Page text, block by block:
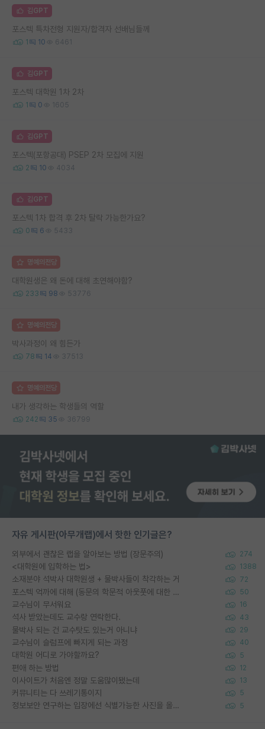
김GPT
포스텍 특차전형 지원자/합격자 선배님들께
1 10 6461
김GPT
포스텍 대학원 1차 2차
1 0 1605
김GPT
포스텍(포항공대) PSEP 2차 모집에 지원
2 10 4034
김GPT
포스텍 1차 합격 후 2차 탈락 가능한가요?
0 6 5433
명예의전당
대학원생은 왜 돈에 대해 초연해야함?
233 98 53776
명예의전당
박사과정이 왜 힘든가
78 14 37513
명예의전당
내가 생각하는 학생들의 역할
242 35 36799
자유 게시판(아무개랩)에서 핫한 인기글은?
외부에서 괜찮은 랩을 알아보는 방법 (장문주의) 274
<대학원에 입학하는 법> 1388
소재분야 석박사 대학원생 + 물박사들이 착각하는 거 72
포스텍 억까에 대해 (동문의 학문적 아웃풋에 대한 반박) 50
교수님이 무서워요 16
석사 받았는데도 교수랑 연락한다. 43
물박사 되는 건 교수탓도 있는거 아니냐 29
교수님이 슬럼프에 빠지게 되는 과정 40
대학원 어디로 가야할까요? 5
편애 하는 방법 12
이사이트가 처음엔 정말 도움많이됐는데 13
커뮤니티는 다 쓰레기통이지 5
정보보안 연구하는 입장에선 식별가능한 사진을 올리는건 비추이긴함 5